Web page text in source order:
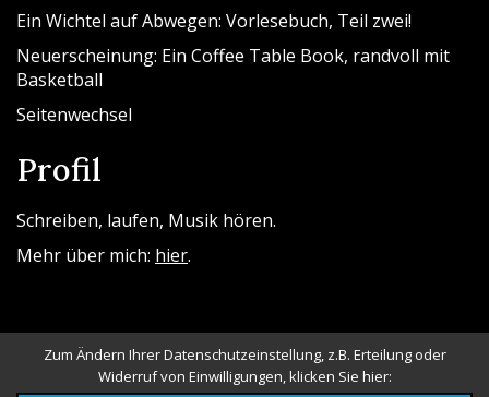
Ein Wichtel auf Abwegen: Vorlesebuch, Teil zwei!
Neuerscheinung: Ein Coffee Table Book, randvoll mit
Basketball
Seitenwechsel
Profil
Schreiben, laufen, Musik hören.
Mehr über mich: hier.
Zum Ändern Ihrer Datenschutzeinstellung, z.B. Erteilung oder
Widerruf von Einwilligungen, klicken Sie hier: